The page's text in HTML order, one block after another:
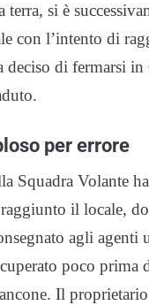
terra, si è
con l’intento di
deciso di fermarsi in
per errore
Squadra Volante ha
il locale,
agli agenti
poco prima
Il